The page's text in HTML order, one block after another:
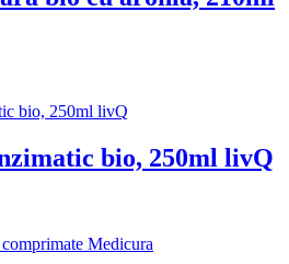
bio, 250ml livQ